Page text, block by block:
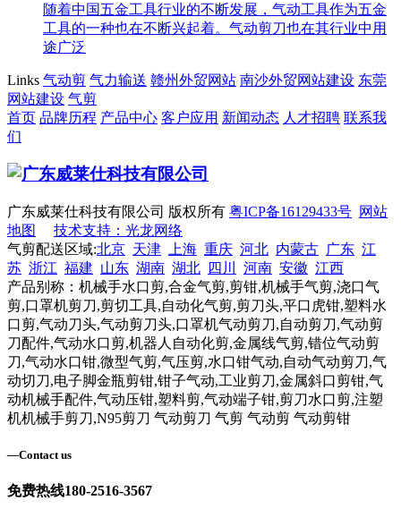
随着中国五金工具行业的不断发展，气动工具作为五金
工具的一种也在不断兴起着。气动剪刀也在其行业中用
途广泛
Links 气动剪 气力输送 赣州外贸网站 南沙外贸网站建设 东莞
网站建设 气剪
首页 品牌历程 产品中心 客户应用 新闻动态 人才招聘 联系我
们
广东威莱仕科技有限公司 版权所有 粤ICP备16129433号 网站
地图
技术支持：光龙网络
气剪配送区域:北京 天津 上海 重庆 河北 内蒙古 广东 江
苏 浙江 福建 山东 湖南 湖北 四川 河南 安徽 江西
产品别称：机械手水口剪,合金气剪,剪钳,机械手气剪,浇口气
剪,口罩机剪刀,剪切工具,自动化气剪,剪刀头,平口虎钳,塑料水
口剪,气动刀头,气动剪刀头,口罩机气动剪刀,自动剪刀,气动剪
刀配件,气动水口剪,机器人自动化剪,金属线气剪,错位气动剪
刀,气动水口钳,微型气剪,气压剪,水口钳气动,自动气动剪刀,气
动切刀,电子脚金瓶剪钳,钳子气动,工业剪刀,金属斜口剪钳,气
动机械手配件,气动压钳,塑料剪,气动端子钳,剪刀水口剪,注塑
机机械手剪刀,N95剪刀 气动剪刀 气剪 气动剪 气动剪钳
—Contact us
免费热线180-2516-3567